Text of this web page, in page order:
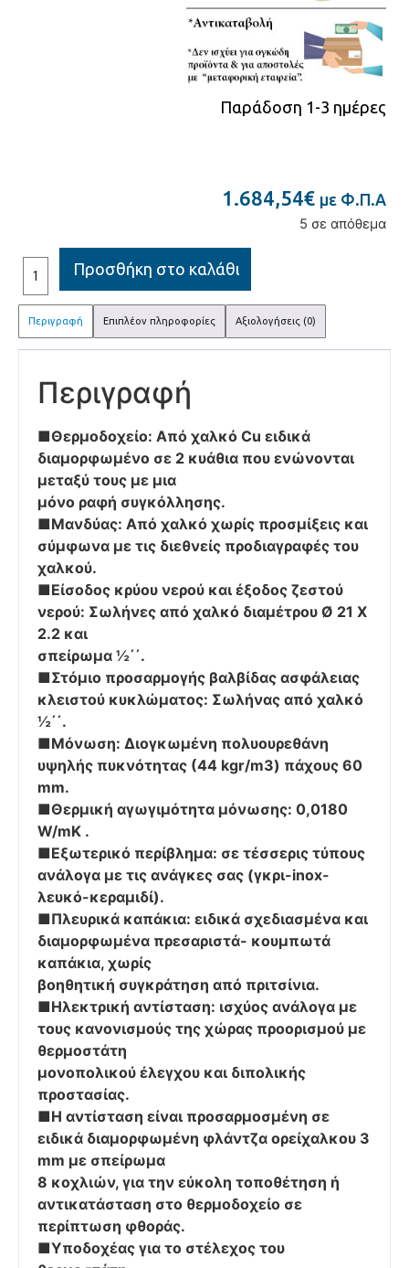
Παράδοση 1-3 ημέρες
1.684,54€ με Φ.Π.Α
5 σε απόθεμα
Προσθήκη στο καλάθι
Περιγραφή Επιπλέον πληροφορίες Αξιολογήσεις (0)
Περιγραφή
■Θερμοδοχείο: Από χαλκό Cu ειδικά
διαμορφωμένο σε 2 κυάθια που ενώνονται
μεταξύ τους με μια
μόνο ραφή συγκόλλησης.
■Μανδύας: Από χαλκό χωρίς προσμίξεις και
σύμφωνα με τις διεθνείς προδιαγραφές του
χαλκού.
■Είσοδος κρύου νερού και έξοδος ζεστού
νερού: Σωλήνες από χαλκό διαμέτρου Ø 21 Χ
2.2 και
σπείρωμα ½΄΄.
■Στόμιο προσαρμογής βαλβίδας ασφάλειας
κλειστού κυκλώματος: Σωλήνας από χαλκό
½΄΄.
■Μόνωση: Διογκωμένη πολυουρεθάνη
υψηλής πυκνότητας (44 kgr/m3) πάχους 60
mm.
■Θερμική αγωγιμότητα μόνωσης: 0,0180
W/mK .
■Εξωτερικό περίβλημα: σε τέσσερις τύπους
ανάλογα με τις ανάγκες σας (γκρι-inox-
λευκό-κεραμιδί).
■Πλευρικά καπάκια: ειδικά σχεδιασμένα και
διαμορφωμένα πρεσαριστά- κουμπωτά
καπάκια, χωρίς
βοηθητική συγκράτηση από πριτσίνια.
■Ηλεκτρική αντίσταση: ισχύος ανάλογα με
τους κανονισμούς της χώρας προορισμού με
θερμοστάτη
μονοπολικού έλεγχου και διπολικής
προστασίας.
■Η αντίσταση είναι προσαρμοσμένη σε
ειδικά διαμορφωμένη φλάντζα ορείχαλκου 3
mm με σπείρωμα
8 κοχλιών, για την εύκολη τοποθέτηση ή
αντικατάσταση στο θερμοδοχείο σε
περίπτωση φθοράς.
■Υποδοχέας για το στέλεχος του